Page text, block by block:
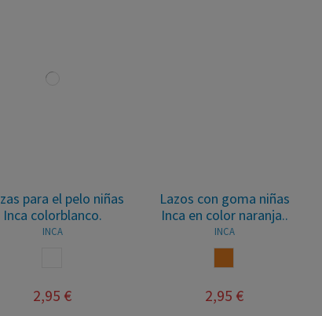
para el pelo niñas
Inca colorblanco.
INCA
2,95 €
Lazos con goma niñas
Inca en color naranja..
INCA
2,95 €